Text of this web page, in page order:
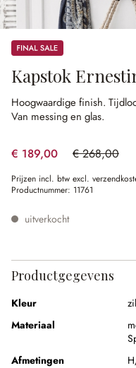
Sale
Kapstok
Hoogwaardige finish.
Van messing en glas.
€ 189,00 € 268,00
(29.48%
Prijzen incl. btw excl.
Productnummer: 11761
uitverkocht
Productgegevens
Kleur
Materiaal
Afmetingen